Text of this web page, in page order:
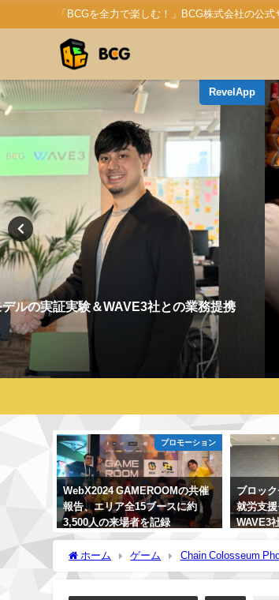
「BCGを全力で楽しむ！」BCG株式会社の公式
RevelApp
ルの実証実験＆WAVE3社との業務提携
プロモーション
WebX2024 GAMEROOMの共催
報告、エリア全15ブースに約
3,500人の来場者を記録
ブロッ
就労支
WAVE3
ホーム ゲーム Chain Colosseum